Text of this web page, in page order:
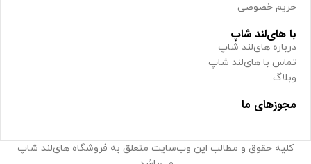
حریم خصوصی
با های‌لند شاپ
درباره های‌لند شاپ
تماس با های‌لند شاپ
وبلاگ
مجوزهای ما
کلیه حقوق و مطالب این وب‌سایت متعلق به فروشگاه های‌لند شاپ